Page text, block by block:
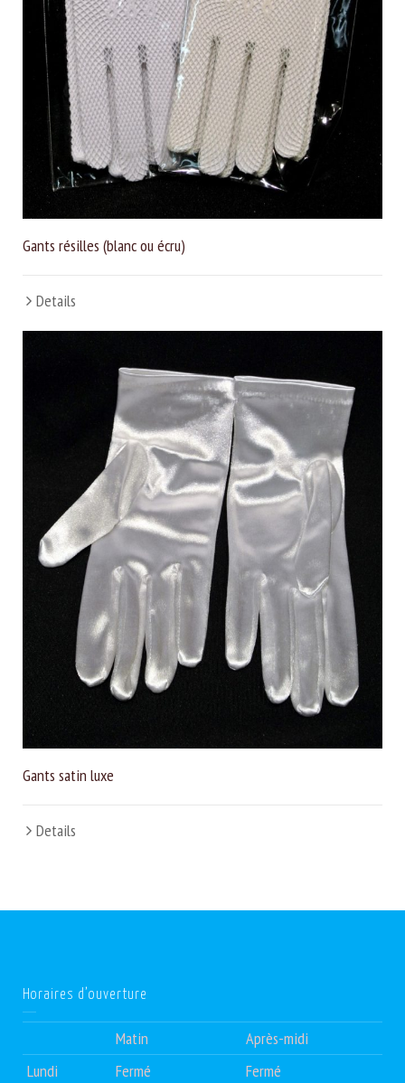
Gants résilles (blanc ou écru)
Details
Gants satin luxe
Details
Horaires d’ouverture
Matin
Après-midi
Lundi
Fermé
Fermé